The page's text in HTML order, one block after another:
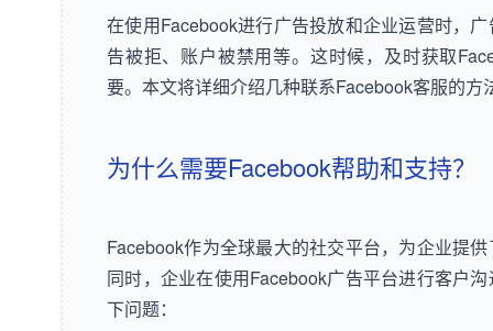
在使用Facebook进行广告投放和企业运营时，
告被拒、账户被禁用等。这时候，及时获取
要。本文将详细介绍几种联系Facebook客服的方
为什么需要Facebook帮助和支持？
Facebook作为全球最大的社交平台，为企业提
同时，企业在使用Facebook广告平台进行客户
下问题：